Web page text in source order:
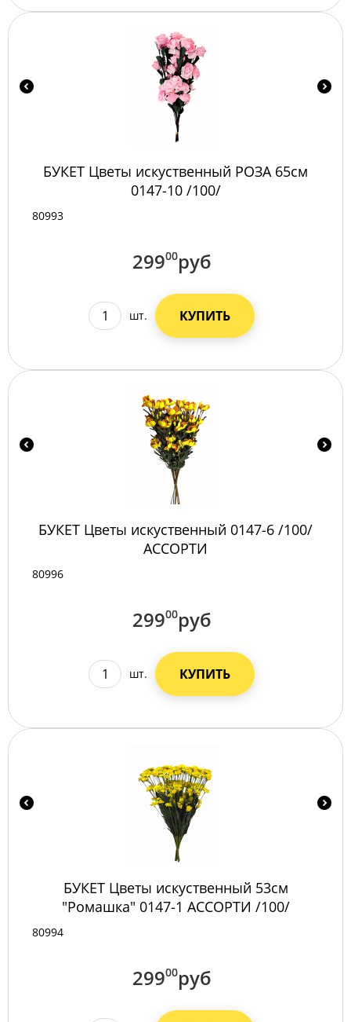
БУКЕТ Цветы искуственный РОЗА 65см
0147-10 /100/
80993
29900руб
шт. КУПИТЬ
БУКЕТ Цветы искуственный 0147-6 /100/
АССОРТИ
80996
29900руб
шт. КУПИТЬ
БУКЕТ Цветы искуственный 53см
"Ромашка" 0147-1 АССОРТИ /100/
80994
29900руб